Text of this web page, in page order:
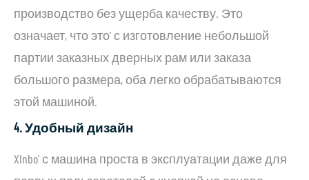
производство без ущерба качеству. Это
означает, что это’ с изготовление небольшой
партии заказных дверных рам или заказа
большого размера, оба легко обрабатываются
этой машиной.
4. Удобный дизайн
XInbo’ с машина проста в эксплуатации даже для